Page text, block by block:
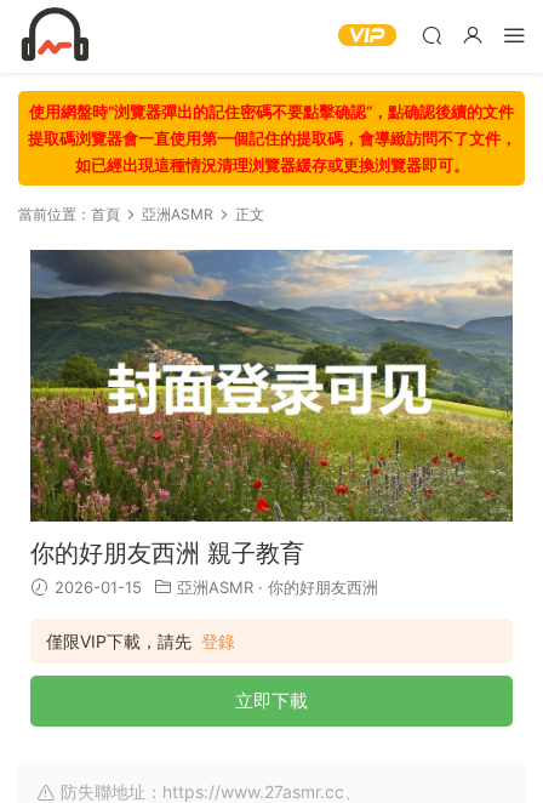
使用網盤時“浏覽器彈出的記住密碼不要點擊确認“，點确認後續的文件
提取碼浏覽器會一直使用第一個記住的提取碼，會導緻訪問不了文件，
如已經出現這種情況清理浏覽器緩存或更換浏覽器即可。
當前位置： 首頁 亞洲ASMR 正文
你的好朋友西洲 親子教育
2026-01-15 亞洲ASMR · 你的好朋友西洲
僅限VIP下載，請先 登錄
立即下載
防失聯地址：https://www.27asmr.cc、